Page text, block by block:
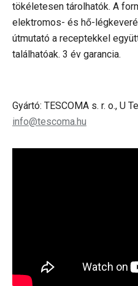
tökéletesen tárolhatók. A
elektromos- és hő-
útmutató a receptekkel
találhatóak. 3 év garancia.
Gyártó: TESCOMA s. r. o., U
info@tescoma.hu